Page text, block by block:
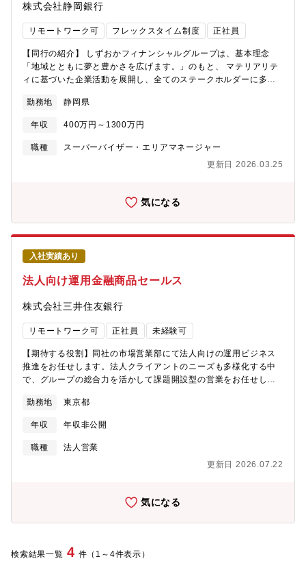
日数：17日■平均残業時間：12.6時間/月【同社の今後の戦略】当
行は、2024年度からスタートした「第8次中期経営計画（2024～
2029年）」のもと、従来の預金・融資中心のビジネスモデルから
金融機関」への進化を目指しています。具体的には、企業のDX推
進支援や経営課題の解決、M&A・事業承継支援といったコンサル
ティング機能を強化するとともに、脱炭素・再生可能エネルギー
などのGX分野やESGファイナンスにも積極的に取り組んでいま
を進めることで、顧客体験の向上と収益構造の多様化を図ってい
サルティング人材を育成することで、地域経済の持続的な成長に
株式会社静岡銀行
リモートワーク可 フレックスタイム制度 正社員
【同行の紹介】 しずおかフィナンシャルグループは、基本理念
「地域とともに夢と豊かさを広げます。」のもと、 マテリアリテ
ィに基づいた企業活動を展開し、全てのステークホルダーに多様
指して参ります。 【募集背景】 静岡銀行は、現在、中期経営計画
に基づく多様な金融サービスの展開と合わせ、人的資本経営にも
力を入れております。 今回、私たちと一緒に地域活性化・事業の
推進をさらに加速させる優秀な人材の採用にご協力いただける方
タルチャネル営業部 ～主な業務内容～ 新設予定のコンタクトセン
内容】 ①無担保ローン推進業務の企画・運営・管理 ・プロモー
ション施策の企画立案および実施 ・デジタル技術を活用したマー
ケティング戦略、業務効率化企画 ②コールセンター業務の運営・
管理 ・業務企画、効率化：コールセンター業務効率化にしする企
画・実行。 ・オペレーターマネジメント：勤怠管理、業務指示、
新人スタッフ研修の実施。 ・品質管理：オペレーターの品質管理
（モニタリング、評価など）。 ・業務構築、文書管理：マニュア
ル整備、業務フローの構築。 ・顧客対応、FAQ管理：各種問い合
わせ対応、ホームページFAQの効果的なメンテナンス。 ・対外折
衝：顧客、保証会社、関連事業者との折衝、業務レポート作成・
提出。 ③アウトバウンドの対象業務拡大についての企画・検討 ・
対象業務拡大検討 ・業務フロー・システム・人的体制の企画、会
議資料（企画書）の作成 【入社後のキャリアについて】 銀行だか
らこそ得られる専門性と多彩なキャリアパスで、あなたの可能性
を広げます。 数年ごとに部署内または別の部署にて転勤の可能性
身の専門性を深めたり、新たな分野に挑戦したりすることが可能
での経験や知見を活かしてマネジメントや重要ポジションに挑戦
し活躍できる環境です。
勤務地 静岡県
年収 400万円～1300万円
職種
スーパーバイザー・エリアマネージャー
更新日 2026.03.25
気になる
入社実績あり
法人向け運用金融商品セールス
株式会社三井住友銀行
リモートワーク可 正社員 未経験可
【期待する役割】同社の市場営業部にて法人向けの運用ビジネス
推進をお任せします。法人クライアントのニーズも多様化する中
で、グループの総合力を活かして課題開設型の営業をお任せした
大や取引基盤強化のためのセールス業務全般■非金融法人（学校法
人、公共公益法人、宗教法人、大手事業法）に対し、SMFGの総
合力を活用した、資金運用における課題解決型営業■法人に対する
幅広い運用商品販売（主にデリバティブ内包型預金・債券・ファ
商品の企画■提案に関する付随業務（資料作成、顧客フォロー、社
勤務地 東京都
年収 年収非公開
職種
法人営業
更新日 2026.07.22
気になる
検索結果一覧 4 件（1～4件表示）